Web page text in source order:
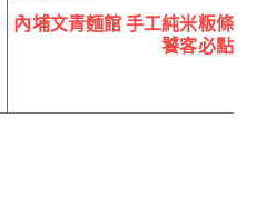
內埔文青麵館 手工純米粄條
饕客必點